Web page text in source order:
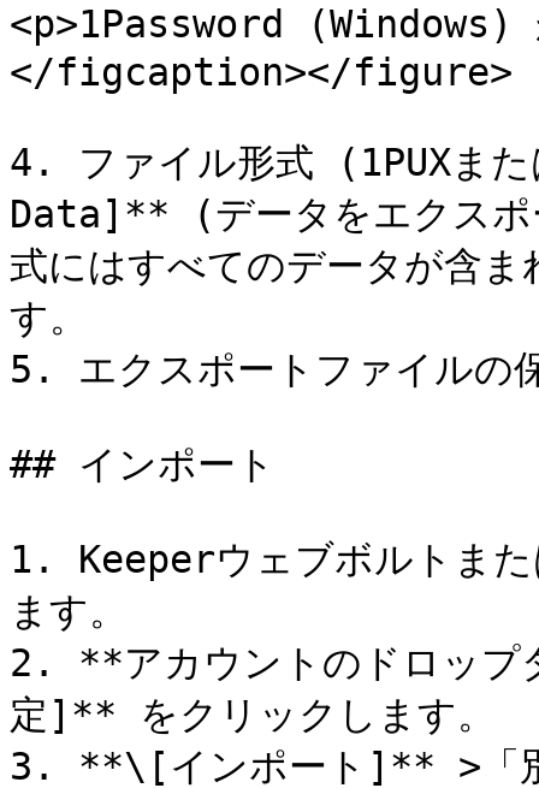
<p>1Password (Windows)
</figcaption></figure>
4. ファイル形式 (1PUXま
Data]** (データをエクスポ
式にはすべてのデータが含ま
す。
5. エクスポートファイルの
## インポート
1. Keeperウェブボルトまた
ます。
2. **アカウントのドロッ
定]** をクリックします。
3. **\[インポート]** >「別